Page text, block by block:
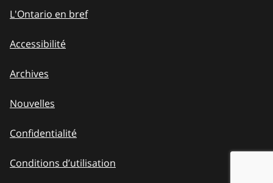
L'Ontario en bref
Accessibilité
Archives
Nouvelles
Confidentialité
Conditions d’utilisation